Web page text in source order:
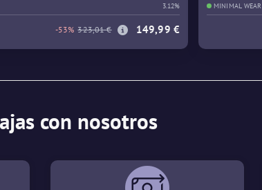
3.12%
-53% 323,01 € 149,99 €
MINIMAL WEAR
con nosotros